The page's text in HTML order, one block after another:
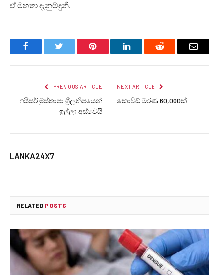
ඒ මහතා දැනුම්දුනී.
FacebookTwitter Pinterest LinkedInReddit Email
PREVIOUS ARTICLE
ෆයිසර් මුස්තාපා ශ්‍රීලනිපයෙන්
ඉල්ලා අස්වෙයි
NEXT ARTICLE
කොවිඩ් මරණ 60,000ක්
LANKA24X7
RELATED POSTS